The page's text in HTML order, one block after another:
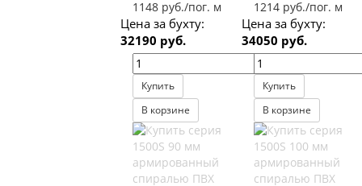
1148 руб./пог. м
Цена за бухту:
32190 руб.
Купить
В корзине
1214 руб./пог. м
Цена за бухту:
34050 руб.
Купить
В корзине